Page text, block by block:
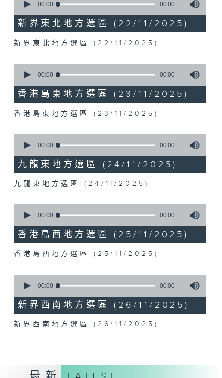
seconds
0
seconds
00:00 00:00
新界東北地方選區 (22/11/2025)
新界東北地方選區 (22/11/2025)
seconds
0
seconds
00:00 00:00
香港島東地方選區 (23/11/2025)
香港島東地方選區 (23/11/2025)
seconds
0
seconds
00:00 00:00
九龍東地方選區 (24/11/2025)
九龍東地方選區 (24/11/2025)
seconds
0
seconds
00:00 00:00
香港島西地方選區 (25/11/2025)
香港島西地方選區 (25/11/2025)
seconds
0
seconds
00:00 00:00
新界西南地方選區 (26/11/2025)
新界西南地方選區 (26/11/2025)